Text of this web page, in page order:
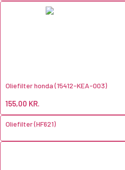
Oliefilter honda (15412-KEA-003)
155,00 KR.
Oliefilter (HF621)